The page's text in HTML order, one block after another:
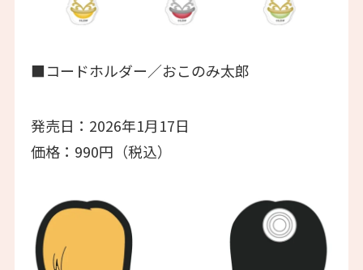
■コードホルダー／おこのみ太郎
発売日：2026年1月17日
価格：990円（税込）